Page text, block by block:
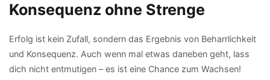
Konsequenz ohne Strenge
Erfolg ist kein Zufall, sondern das Ergebnis von Beharrlichkeit
und Konsequenz. Auch wenn mal etwas daneben geht, lass
dich nicht entmutigen – es ist eine Chance zum Wachsen!